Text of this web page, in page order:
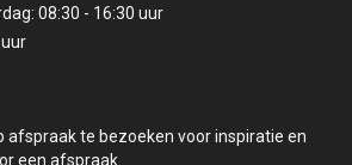
08:30 - 16:30 uur
afspraak te bezoeken voor inspiratie en
een afspraak.